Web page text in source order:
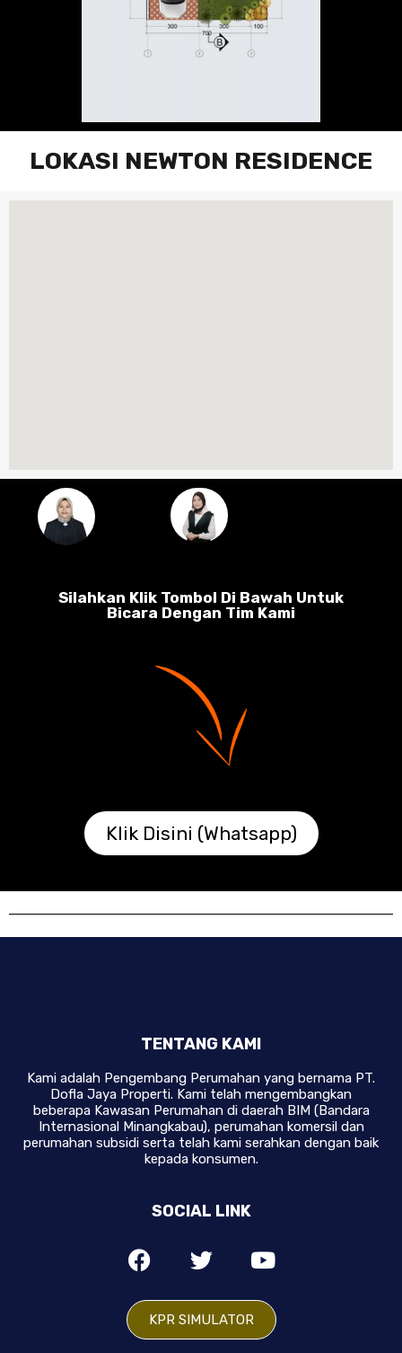
LOKASI NEWTON RESIDENCE
Silahkan Klik Tombol Di Bawah Untuk
Bicara Dengan Tim Kami
Klik Disini (Whatsapp)
TENTANG KAMI
Kami adalah Pengembang Perumahan yang bernama PT.
Dofla Jaya Properti. Kami telah mengembangkan
beberapa Kawasan Perumahan di daerah BIM (Bandara
Internasional Minangkabau), perumahan komersil dan
perumahan subsidi serta telah kami serahkan dengan baik
kepada konsumen.
SOCIAL LINK
KPR SIMULATOR